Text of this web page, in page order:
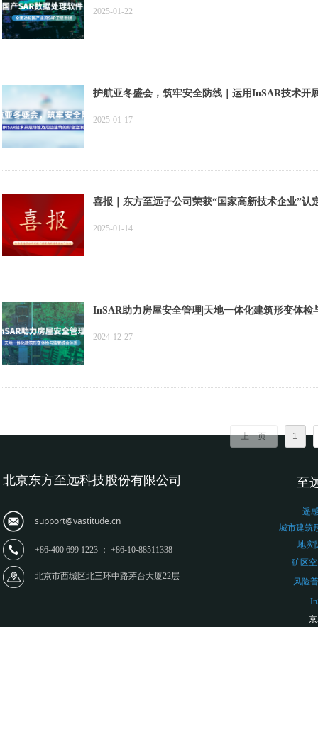
2025-01-22
护航亚冬盛会，筑牢安全防线｜运用InSAR技术开
2025-01-17
喜报｜东方至远子公司荣获“国家高新技术企业”认
2025-01-14
InSAR助力房屋安全管理|天地一体化建筑形变体检
2024-12-27
上一页 1
+86-400 699 1223 ； +86-10-88511338
support@vastitude.cn
北京市西城区北三环中路茅台大厦22层
北京东方至远科技股份有限公司 至
遥
城市建筑
地灾
矿区
风险